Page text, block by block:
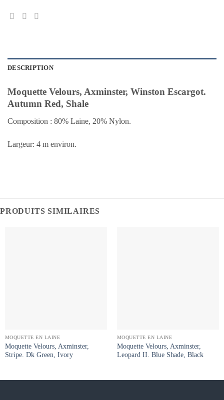
DESCRIPTION
Moquette Velours, Axminster, Winston Escargot.
Autumn Red, Shale
Composition : 80% Laine, 20% Nylon.
Largeur: 4 m environ.
PRODUITS SIMILAIRES
MOQUETTE EN LAINE
Moquette Velours, Axminster,
Stripe. Dk Green, Ivory
MOQUETTE EN LAINE
Moquette Velours, Axminster,
Leopard II. Blue Shade, Black